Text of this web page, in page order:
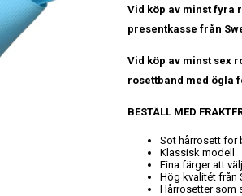
Vid köp av minst fyra
presentkasse från
Vid köp av minst sex
rosettband med ögla
BESTÄLL MED
Söt hårrosett för
Klassisk modell
Fina färger att
Hög kvalitét från
Hårrosetter som